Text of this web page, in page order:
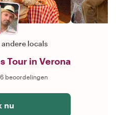
andere locals
Tour in Verona
beoordelingen
nu